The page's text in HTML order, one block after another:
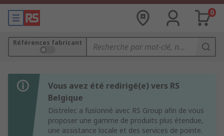
0
Références fabricant
Vous avez été redirigé(e) vers RS
Belgique
Distrelec a fusionné avec RS Group afin de vous
proposer une gamme de produits plus étendue,
une assistance locale et des services de pointe.